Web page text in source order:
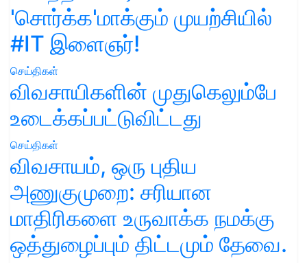
'சொர்க்க'மாக்கும் முயற்சியில்
#IT இளைஞர்!
செய்திகள்
விவசாயிகளின் முதுகெலும்பே
உடைக்கப்பட்டுவிட்டது
செய்திகள்
விவசாயம், ஒரு புதிய
அணுகுமுறை: சரியான
மாதிரிகளை உருவாக்க நமக்கு
ஒத்துழைப்பும் திட்டமும் தேவை.